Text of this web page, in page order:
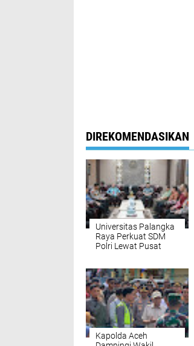
DIREKOMENDASIKAN
Universitas Palangka
Raya Perkuat SDM
Polri Lewat Pusat
Kapolda Aceh